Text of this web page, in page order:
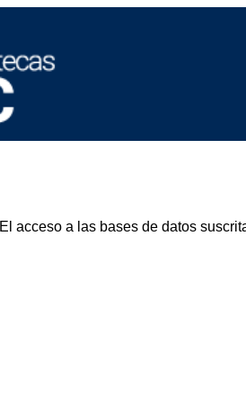
El acceso a las bases de datos